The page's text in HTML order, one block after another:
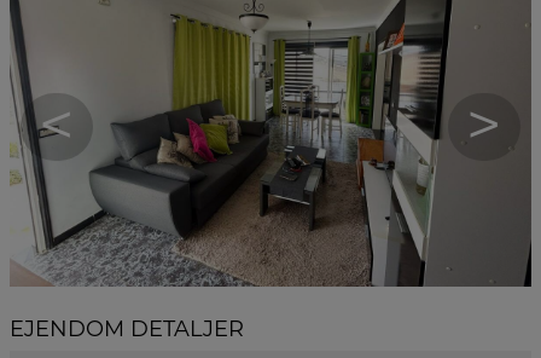
< >
EJENDOM DETALJER